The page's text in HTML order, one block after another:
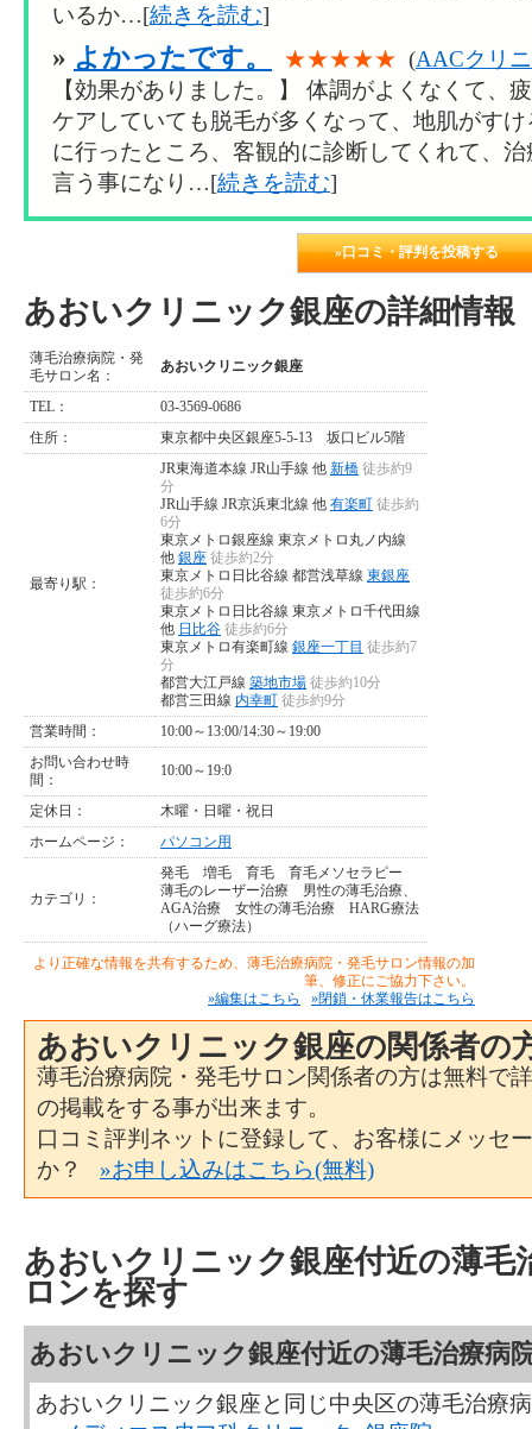
いるか…[続きを読む]
» よかったです。 ★★★★★ (AACクリ
【効果がありました。】 体調がよくなくて、
ケアしていても脱毛が多くなって、地肌がす
に行ったところ、客観的に診断してくれて、
言う事になり…[続きを読む]
»口コミ・評判を投稿する
あおいクリニック銀座の詳細情報
薄毛治療病院・発
毛サロン名：
あおいクリニック銀座
TEL：
03-3569-0686
住所：
東京都中央区銀座5-5-13 坂口ビル5階
最寄り駅：
JR東海道本線 JR山手線 他 新橋 徒歩約9
分
JR山手線 JR京浜東北線 他 有楽町 徒歩約
6分
東京メトロ銀座線 東京メトロ丸ノ内線
他 銀座 徒歩約2分
東京メトロ日比谷線 都営浅草線 東銀座
徒歩約6分
東京メトロ日比谷線 東京メトロ千代田線
他 日比谷 徒歩約6分
東京メトロ有楽町線 銀座一丁目 徒歩約7
分
都営大江戸線 築地市場 徒歩約10分
都営三田線 内幸町 徒歩約9分
営業時間：
10:00～13:00/14:30～19:00
お問い合わせ時
間：
10:00～19:0
定休日：
木曜・日曜・祝日
ホームページ：
パソコン用
カテゴリ：
発毛 増毛 育毛
育毛メソセラピー
薄毛のレーザー治療
男性の薄毛治療、
AGA治療
女性の薄毛治療
HARG療法
（ハーグ療法）
より正確な情報を共有するため、薄毛治療病院・発毛サロン情報の加
筆、修正にご協力下さい。
»編集はこちら
»閉鎖・休業報告はこちら
あおいクリニック銀座の関係者の
薄毛治療病院・発毛サロン関係者の方は無料で
の掲載をする事が出来ます。
口コミ評判ネットに登録して、お客様にメッセ
か？ »お申し込みはこちら(無料)
あおいクリニック銀座付近の薄毛
ロンを探す
あおいクリニック銀座付近の薄毛治療病
あおいクリニック銀座と同じ中央区の薄毛治療